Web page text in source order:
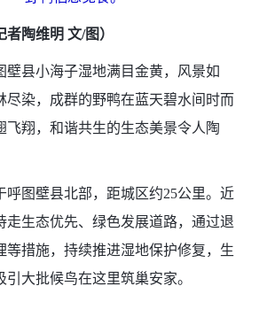
者陶维明 文/图 ）
县小海子湿地满目金黄，风景如
尽染，成群的野鸭在蓝天碧水间时而
飞翔，和谐共生的生态美景令人陶
图壁县北部，距城区约25公里。近
走生态优先、绿色发展道路，通过退
等措施，持续推进湿地保护修复，生
大批候鸟在这里筑巢安家。